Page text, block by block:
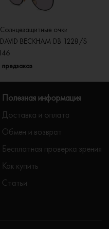
Солнцезащитные очки
DAVID BECKHAM DB 1228/S
I46
предзаказ
Полезная информация
Доставка и оплата
Обмен и возврат
Бесплатная проверка зрения
Как купить
Статьи